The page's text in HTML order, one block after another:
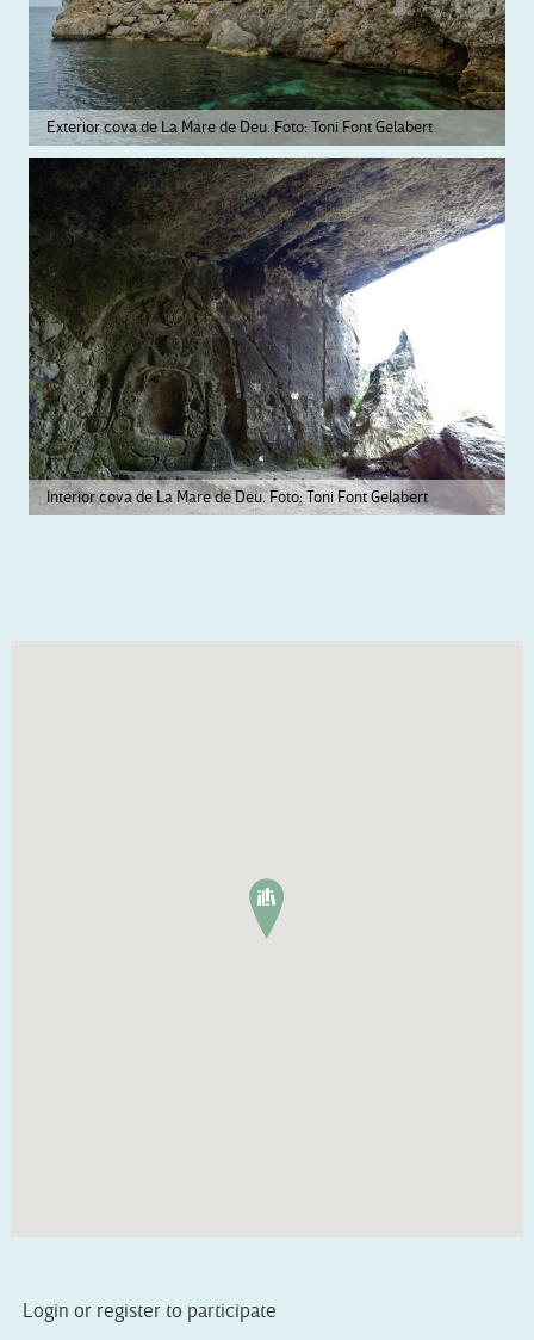
Exterior cova de La Mare de Deu. Foto: Toni Font Gelabert
Interior cova de La Mare de Deu. Foto: Toni Font Gelabert
Login or register to participate